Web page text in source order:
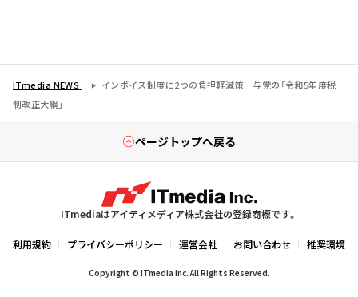
ITmedia NEWS
インボイス制度に2つの負担軽減策 与党の「令和5年度税
制改正大綱」
ページトップへ戻る
ITmediaはアイティメディア株式会社の登録商標です。
利用規約 プライバシーポリシー 運営会社 お問い合わせ 推奨環境
Copyright © ITmedia Inc. All Rights Reserved.